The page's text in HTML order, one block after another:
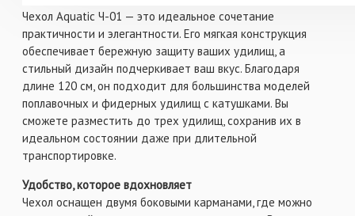
Чехол Aquatic Ч-01 — это идеальное сочетание
практичности и элегантности. Его мягкая конструкция
обеспечивает бережную защиту ваших удилищ, а
стильный дизайн подчеркивает ваш вкус. Благодаря
длине 120 см, он подходит для большинства моделей
поплавочных и фидерных удилищ с катушками. Вы
сможете разместить до трех удилищ, сохранив их в
идеальном состоянии даже при длительной
транспортировке.
Удобство, которое вдохновляет
Чехол оснащен двумя боковыми карманами, где можно